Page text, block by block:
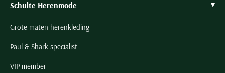
Schulte Herenmode
Grote maten herenkleding
Paul & Shark specialist
VIP member